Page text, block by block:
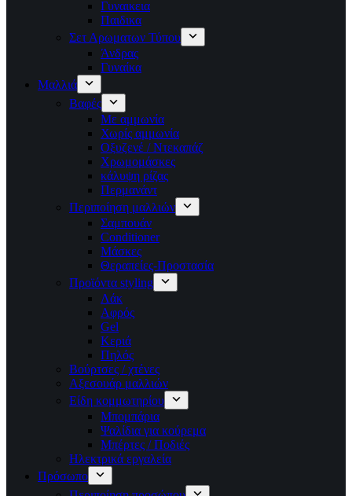
Γυναικεια
Παιδικα
Σετ Αρωματων Τύπου
Άνδρας
Γυναίκα
Μαλλιά
Βαφές
Με αμμωνία
Χωρίς αμμωνία
Οξυζενέ / Ντεκαπάζ
Χρωμομάσκες
κάλυψη ρίζας
Περμανάντ
Περιποίηση μαλλιών
Σαμπουάν
Conditioner
Μάσκες
Θεραπείες-Προστασία
Προϊόντα styling
Λάκ
Αφρός
Gel
Κεριά
Πηλός
Βούρτσες / χτένες
Αξεσουάρ μαλλιών
Είδη κομμωτηρίου
Μπομπάρια
Ψαλίδια για κούρεμα
Μπέρτες / Ποδιές
Ηλεκτρικά εργαλεία
Πρόσωπο